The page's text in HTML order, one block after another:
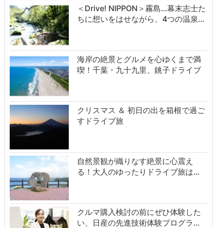
＜Drive! NIPPON＞霧島…幕末志士た
ちに想いをはせながら、4つの温泉…
海岸の絶景とグルメを心ゆくまで満
喫！千葉・九十九里、銚子ドライブ
クリスマス ＆ 初日の出を箱根で過ご
すドライブ旅
自然景観が織りなす絶景に心震え
る！大人のゆったりドライブ旅は…
クルマ購入検討の前にぜひ体験した
い、日産の先進技術体験プログラ…